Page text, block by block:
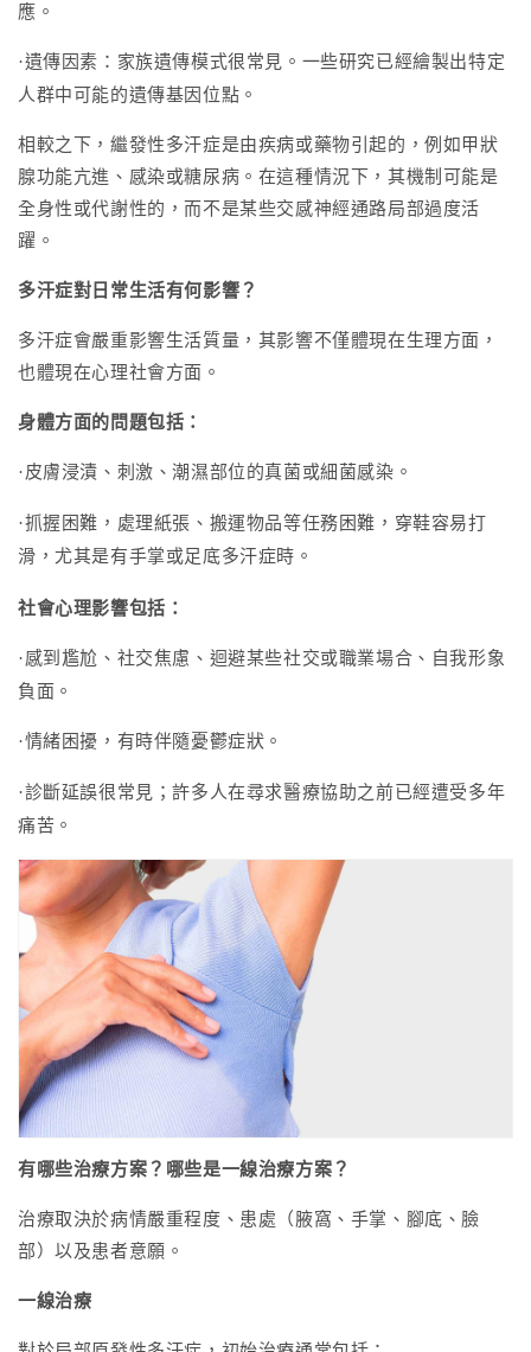
應。
·遺傳因素：家族遺傳模式很常見。一些研究已經繪製出特定
人群中可能的遺傳基因位點。
相較之下，繼發性多汗症是由疾病或藥物引起的，例如甲狀
腺功能亢進、感染或糖尿病。在這種情況下，其機制可能是
全身性或代謝性的，而不是某些交感神經通路局部過度活
躍。
多汗症對日常生活有何影響？
多汗症會嚴重影響生活質量，其影響不僅體現在生理方面，
也體現在心理社會方面。
身體方面的問題包括：
·皮膚浸漬、刺激、潮濕部位的真菌或細菌感染。
·抓握困難，處理紙張、搬運物品等任務困難，穿鞋容易打
滑，尤其是有手掌或足底多汗症時 。
社會心理影響包括：
·感到尷尬、社交焦慮、迴避某些社交或職業場合、自我形象
負面。
·情緒困擾，有時伴隨憂鬱症狀。
·診斷延誤很常見；許多人在尋求醫療協助之前已經遭受多年
痛苦。
有哪些治療方案？哪些是一線治療方案？
治療取決於病情嚴重程度、患處（腋窩、手掌、腳底、臉
部）以及患者意願。
一線治療